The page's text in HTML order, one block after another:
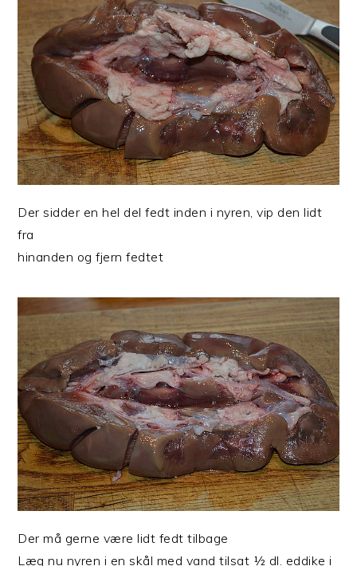
Der sidder en hel del fedt inden i nyren, vip den lidt
fra
hinanden og fjern fedtet
Der må gerne være lidt fedt tilbage
Læg nu nyren i en skål med vand tilsat ½ dl. eddike i